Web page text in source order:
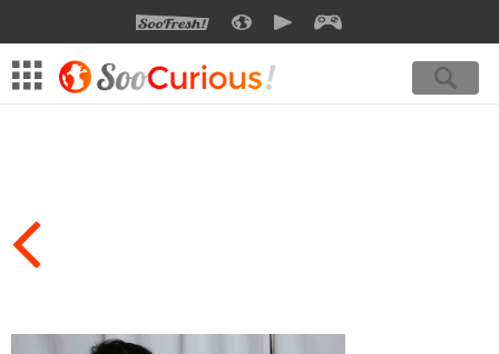
SOOFRESHSOOCURIOUSSOOMOTION